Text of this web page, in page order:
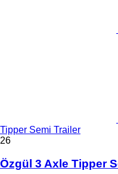
Tipper Semi Trailer
26
Özgül 3 Axle Tipper